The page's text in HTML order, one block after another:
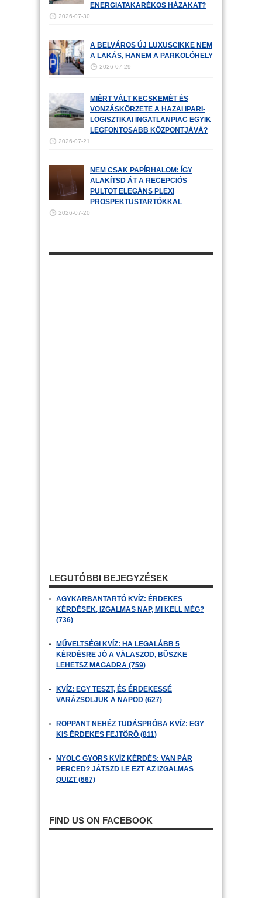
ENERGIATAKARÉKOS HÁZAKAT?
2026-07-30
A BELVÁROS ÚJ LUXUSCIKKE NEM
A LAKÁS, HANEM A PARKOLÓHELY
2026-07-29
MIÉRT VÁLT KECSKEMÉT ÉS
VONZÁSKÖRZETE A HAZAI IPARI-
LOGISZTIKAI INGATLANPIAC EGYIK
LEGFONTOSABB KÖZPONTJÁVÁ?
2026-07-21
NEM CSAK PAPÍRHALOM: ÍGY
ALAKÍTSD ÁT A RECEPCIÓS
PULTOT ELEGÁNS PLEXI
PROSPEKTUSTARTÓKKAL
2026-07-20
LEGUTÓBBI BEJEGYZÉSEK
AGYKARBANTARTÓ KVÍZ: ÉRDEKES
KÉRDÉSEK, IZGALMAS NAP, MI KELL MÉG?
(736)
MŰVELTSÉGI KVÍZ: HA LEGALÁBB 5
KÉRDÉSRE JÓ A VÁLASZOD, BÜSZKE
LEHETSZ MAGADRA (759)
KVÍZ: EGY TESZT, ÉS ÉRDEKESSÉ
VARÁZSOLJUK A NAPOD (627)
ROPPANT NEHÉZ TUDÁSPRÓBA KVÍZ: EGY
KIS ÉRDEKES FEJTÖRŐ (811)
NYOLC GYORS KVÍZ KÉRDÉS: VAN PÁR
PERCED? JÁTSZD LE EZT AZ IZGALMAS
QUIZT (667)
FIND US ON FACEBOOK